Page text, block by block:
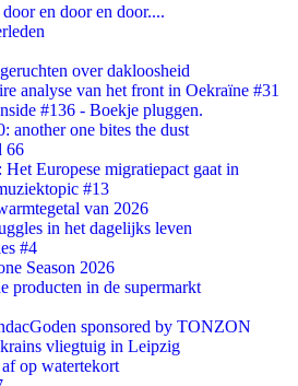
en door en door....
over dakloosheid
analyse van het front in Oekraïne #31
#136 - Boekje pluggen.
another one bites the dust
66
Europese migratiepact gaat in
#13
van 2026
in het dagelijks leven
#4
Season 2026
producten in de supermarkt
sponsored by TONZON
vliegtuig in Leipzig
op watertekort